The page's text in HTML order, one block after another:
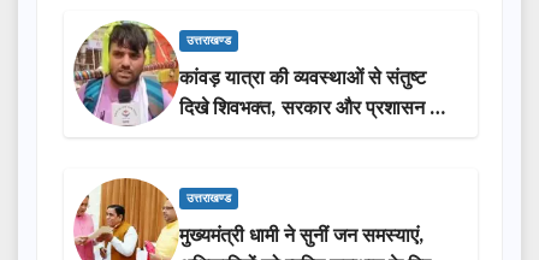
उत्तराखण्ड
कांवड़ यात्रा की व्यवस्थाओं से संतुष्ट
दिखे शिवभक्त, सरकार और प्रशासन की
सराहना…
उत्तराखण्ड
मुख्यमंत्री धामी ने सुनीं जन समस्याएं,